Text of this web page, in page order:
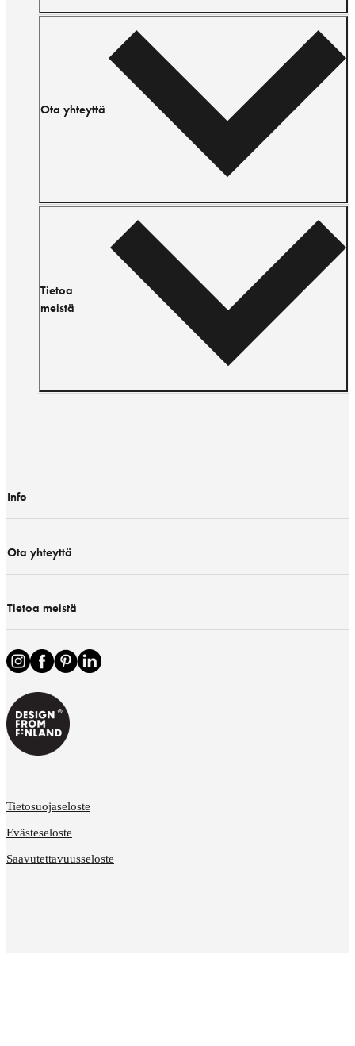
Ota yhteyttä
Tietoa
meistä
Info
Ota yhteyttä
Tietoa meistä
Tietosuojaseloste
Evästeseloste
Saavutettavuusseloste